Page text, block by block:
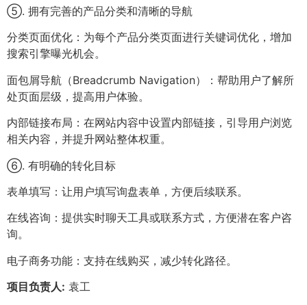
⑤. 拥有完善的产品分类和清晰的导航
分类页面优化：为每个产品分类页面进行关键词优化，增加
搜索引擎曝光机会。
面包屑导航（Breadcrumb Navigation）：帮助用户了解所
处页面层级，提高用户体验。
内部链接布局：在网站内容中设置内部链接，引导用户浏览
相关内容，并提升网站整体权重。
⑥. 有明确的转化目标
表单填写：让用户填写询盘表单，方便后续联系。
在线咨询：提供实时聊天工具或联系方式，方便潜在客户咨
询。
电子商务功能：支持在线购买，减少转化路径。
项目负责人: 袁工